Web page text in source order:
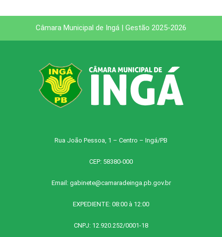
Câmara Municipal de Ingá | Gestão 2025-2026
Rua João Pessoa, 1 – Centro – Ingá/PB
CEP: 58380-000
Email: gabinete@camaradeinga.pb.gov.br
EXPEDIENTE: 08:00 à 12:00
CNPJ: 12.920.252/0001-18